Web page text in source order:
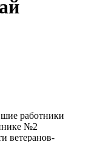
работники
№2
ветеранов-